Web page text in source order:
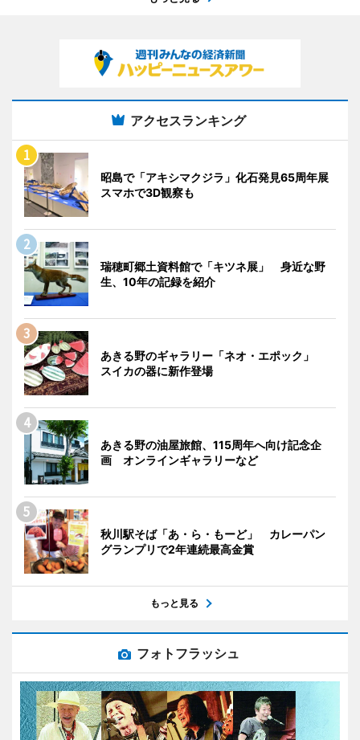
アクセスランキング
昭島で「アキシマクジラ」化石発見65周年展
スマホで3D観察も
瑞穂町郷土資料館で「キツネ展」 身近な野
生、10年の記録を紹介
あきる野のギャラリー「ネオ・エポック」
スイカの器に新作登場
あきる野の油屋旅館、115周年へ向け記念企
画 オンラインギャラリーなど
秋川駅そば「あ・ら・もーど」 カレーパン
グランプリで2年連続最高金賞
もっと見る
フォトフラッシュ